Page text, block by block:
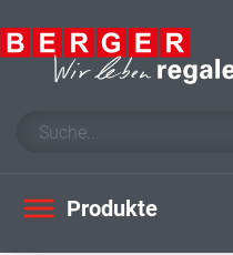
Produkte